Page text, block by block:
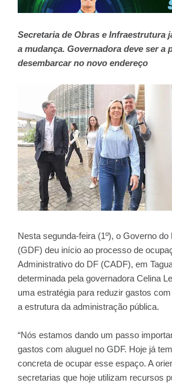
Secretaria de Obras e Infraestrutura
a mudança. Governadora deve ser a
desembarcar no novo endereço
Nesta segunda-feira (1º), o Governo do
(GDF) deu início ao processo de
Administrativo do DF (CADF), em
determinada pela governadora Celina
uma estratégia para reduzir gastos
a estrutura da administração pública.
“Nós estamos dando um passo
gastos com aluguel no GDF. Hoje já
concreta de ocupar esse espaço. A
secretarias que hoje utilizam recursos